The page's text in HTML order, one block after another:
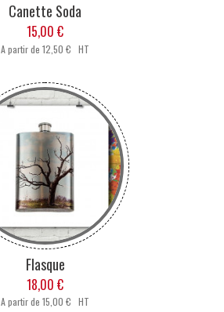
Canette Soda
15,00 €
A partir de12,50 € HT
Flasque
18,00 €
A partir de15,00 € HT